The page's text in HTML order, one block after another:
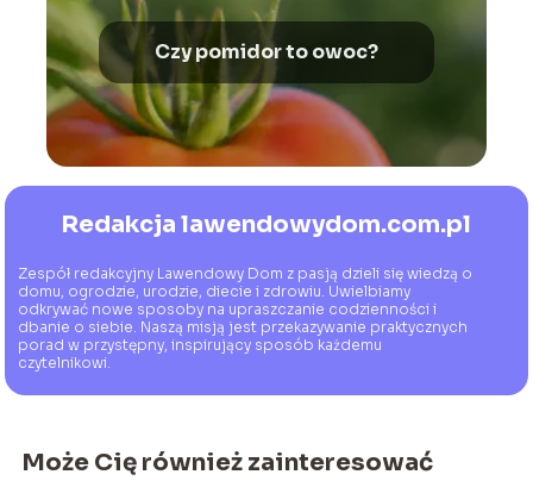
Czy pomidor to owoc?
Redakcja lawendowydom.com.pl
Zespół redakcyjny Lawendowy Dom z pasją dzieli się wiedzą o
domu, ogrodzie, urodzie, diecie i zdrowiu. Uwielbiamy
odkrywać nowe sposoby na upraszczanie codzienności i
dbanie o siebie. Naszą misją jest przekazywanie praktycznych
porad w przystępny, inspirujący sposób każdemu
czytelnikowi.
Może Cię również zainteresować